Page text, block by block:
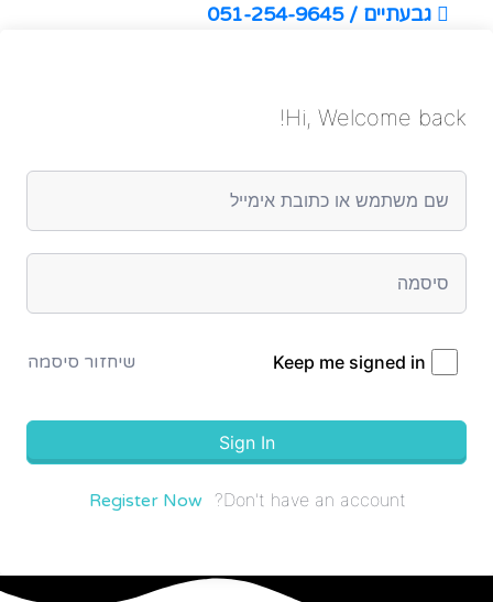
גבעתיים / 051-254-9645
Hi, Welcome back!
Keep me signed in שיחזור סיסמה
Sign In
Don't have an account?
Register Now